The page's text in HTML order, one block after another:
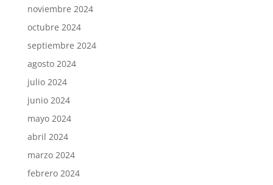
noviembre 2024
octubre 2024
septiembre 2024
agosto 2024
julio 2024
junio 2024
mayo 2024
abril 2024
marzo 2024
febrero 2024